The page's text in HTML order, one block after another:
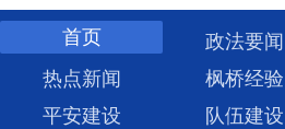
首页 政法要闻
热点新闻
枫桥经验
平安建设
队伍建设